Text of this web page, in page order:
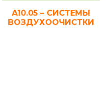
A10.05 – СИСТЕМЫ
ВОЗДУХООЧИСТКИ